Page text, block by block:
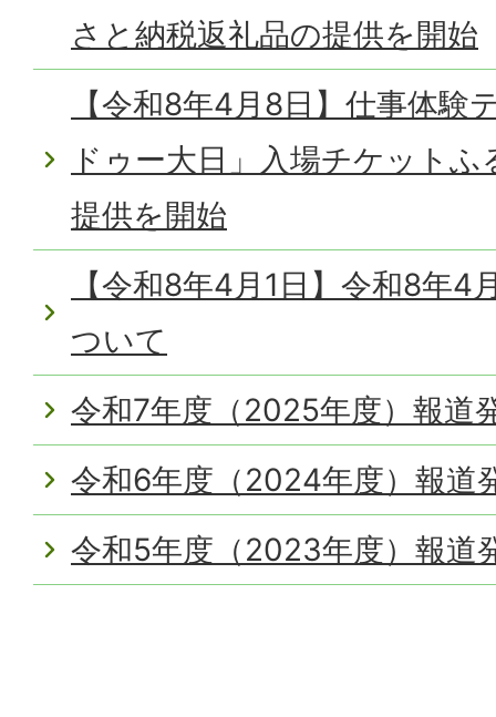
さと納税返礼品の提供を開始
【令和8年4月8日】仕事体験
ドゥー大日」入場チケット
提供を開始
【令和8年4月1日】令和8年4
ついて
令和7年度（2025年度）報道
令和6年度（2024年度）報道
令和5年度（2023年度）報道